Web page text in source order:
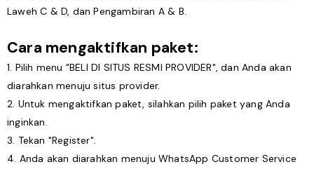
Laweh C & D, dan Pengambiran A & B.
Cara mengaktifkan paket:
1. Pilih menu "BELI DI SITUS RESMI PROVIDER", dan Anda akan
diarahkan menuju situs provider.
2. Untuk mengaktifkan paket, silahkan pilih paket yang Anda
inginkan.
3. Tekan "Register".
4. Anda akan diarahkan menuju WhatsApp Customer Service